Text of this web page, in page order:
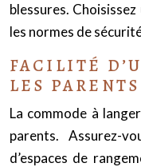
blessures.
les normes de
FACILITÉ
LES PARENTS
La commode à
parents. Assurez-
d’espaces de